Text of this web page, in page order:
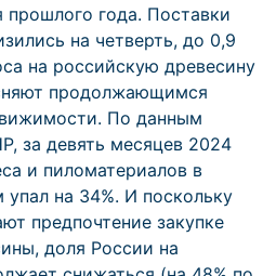
прошлого года. Поставки
на четверть, до 0,9
на российскую древесину
продолжающимся
По данным
за девять месяцев 2024
и пиломатериалов в
на 34%. И поскольку
предпочтение закупке
доля России на